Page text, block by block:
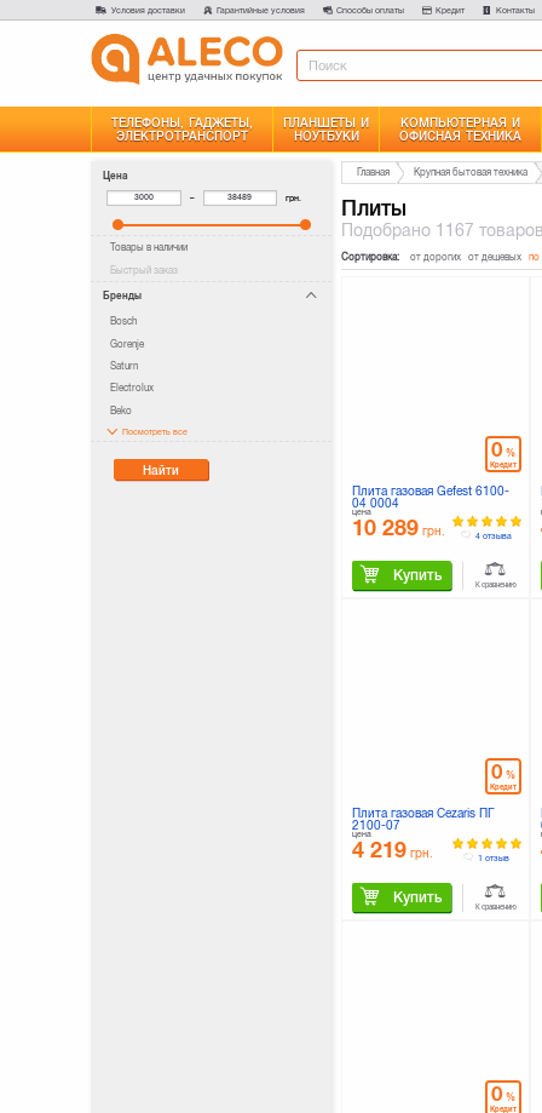
Условия доставки Гарантийные условия Способы оплаты Кредит Контакты
ТЕЛЕФОНЫ, ГАДЖЕТЫ,
ЭЛЕКТРОТРАНСПОРТ
ПЛАНШЕТЫ И
НОУТБУКИ
КОМПЬЮТЕРНАЯ И
ОФИСНАЯ ТЕХНИКА
Цена
– грн.
Товары в наличии
Быстрый заказ
Бренды
Bosch
Gorenje
Saturn
Electrolux
Beko
Посмотреть все
Найти
Главная Крупная бытовая техника
Плиты
Подобрано 1167
Сортировка: от дорогих от дешевых по
0 %
Кредит
Плита газовая Gefest 6100-
04 0004
цена
10 289 грн.
Купить
4 отзыва
К сравнению
0 %
Кредит
Плита газовая Cezaris ПГ
2100-07
цена
4 219 грн.
Купить
1 отзыв
К сравнению
0 %
Кредит